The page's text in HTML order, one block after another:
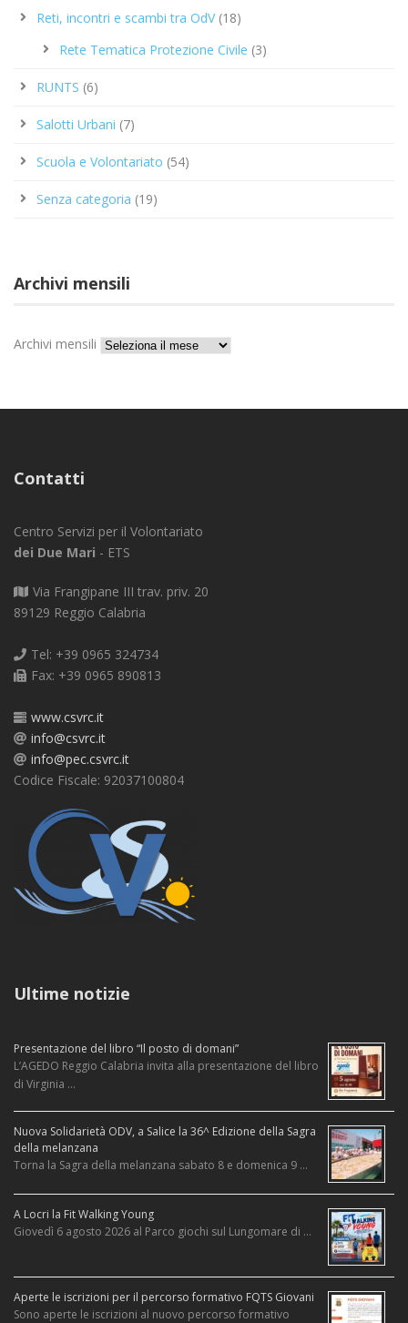
Reti, incontri e scambi tra OdV(18)
Rete Tematica Protezione Civile (3)
RUNTS (6)
Salotti Urbani (7)
Scuola e Volontariato (54)
Senza categoria (19)
Archivi mensili
Archivi mensili
Contatti
Centro Servizi per il Volontariato
dei Due Mari - ETS
Via Frangipane III trav. priv. 20
89129 Reggio Calabria
Tel: +39 0965 324734
Fax: +39 0965 890813
www.csvrc.it
info@csvrc.it
info@pec.csvrc.it
Codice Fiscale: 92037100804
Ultime notizie
Presentazione del libro “Il posto di domani”
L’AGEDO Reggio Calabria invita alla presentazione del libro
di Virginia …
Nuova Solidarietà ODV, a Salice la 36^ Edizione della Sagra
della melanzana
Torna la Sagra della melanzana sabato 8 e domenica 9 …
A Locri la Fit Walking Young
Giovedì 6 agosto 2026 al Parco giochi sul Lungomare di …
Aperte le iscrizioni per il percorso formativo FQTS Giovani
Sono aperte le iscrizioni al nuovo percorso formativo